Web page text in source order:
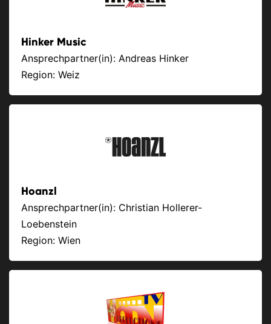
Hinker Music
Ansprechpartner(in): Andreas Hinker
Region: Weiz
Hoanzl
Ansprechpartner(in): Christian Hollerer-
Loebenstein
Region: Wien